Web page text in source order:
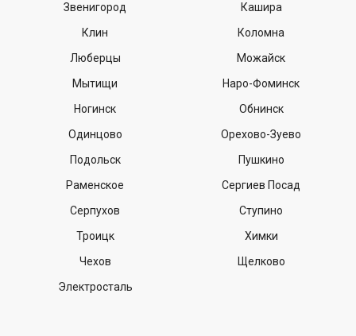
Звенигород
Кашира
Клин
Коломна
Люберцы
Можайск
Мытищи
Наро-Фоминск
Ногинск
Обнинск
Одинцово
Орехово-Зуево
Подольск
Пушкино
Раменское
Сергиев Посад
Серпухов
Ступино
Троицк
Химки
Чехов
Щелково
Электросталь